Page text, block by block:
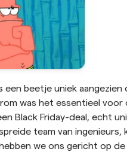
een beetje uniek
was het essentieel
Black Friday-deal, echt
team van
we ons gericht op